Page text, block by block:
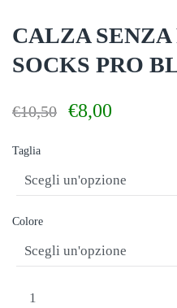
CALZA SENZA
SOCKS PRO
€10,50
prezzo
€10,50.
€8,00
€8,00.
Taglia
Colore
CALZA